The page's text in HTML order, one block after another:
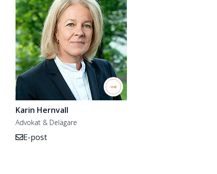
Karin Hernvall
Advokat & Delägare
E-post